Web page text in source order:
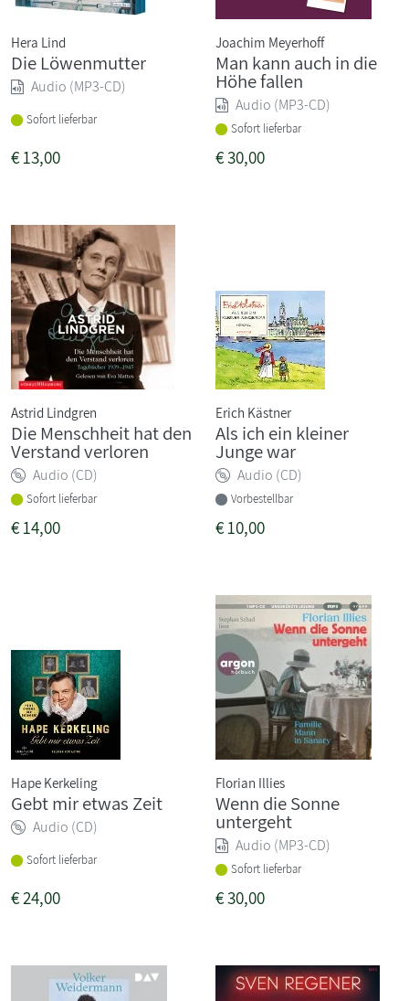
Hera Lind
Die Löwenmutter
Audio (MP3-CD)
Sofort lieferbar
€13,00
Joachim Meyerhoff
Man kann auch in die
Höhe fallen
Audio (MP3-CD)
Sofort lieferbar
€30,00
Astrid Lindgren
Die Menschheit hat den
Verstand verloren
Audio (CD)
Sofort lieferbar
€14,00
Erich Kästner
Als ich ein kleiner
Junge war
Audio (CD)
Vorbestellbar
€10,00
Hape Kerkeling
Gebt mir etwas Zeit
Audio (CD)
Sofort lieferbar
€24,00
Florian Illies
Wenn die Sonne
untergeht
Audio (MP3-CD)
Sofort lieferbar
€30,00